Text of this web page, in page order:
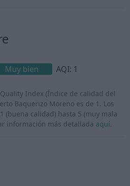
Muy bien AQI: 1
Index (Índice de calidad del
Baquerizo Moreno es de 1. Los
(buena calidad) hasta 5 (muy mala
información más detallada aquí.